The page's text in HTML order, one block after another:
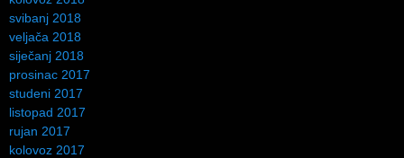
svibanj 2018
veljača 2018
siječanj 2018
prosinac 2017
studeni 2017
listopad 2017
rujan 2017
kolovoz 2017